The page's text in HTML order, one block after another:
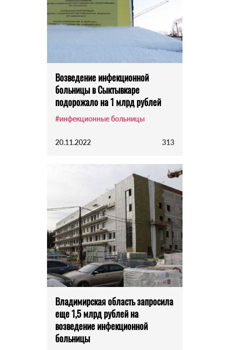
Возведение инфекционной
больницы в Сыктывкаре
подорожало на 1 млрд рублей
#инфекционные больницы
20.11.2022 313
Владимирская область запросила
еще 1,5 млрд рублей на
возведение инфекционной
больницы